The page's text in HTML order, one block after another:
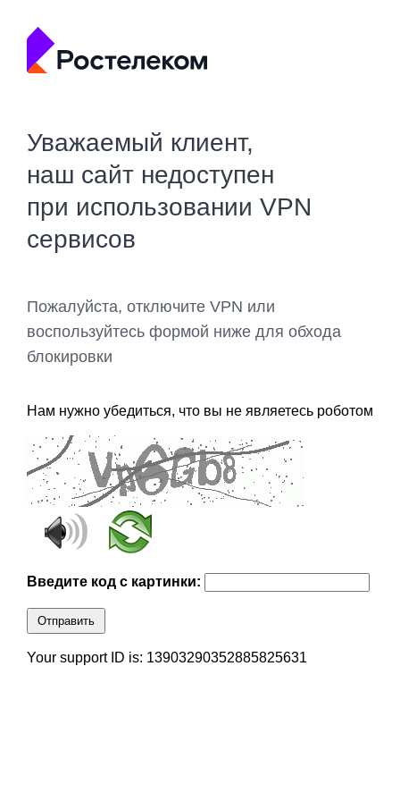
Уважаемый клиент,
наш сайт недоступен
при использовании VPN
сервисов
Пожалуйста, отключите VPN или
воспользуйтесь формой ниже для обхода
блокировки
Нам нужно убедиться, что вы не являетесь роботом
Введите код с картинки:
Отправить
Your support ID is: 13903290352885825631